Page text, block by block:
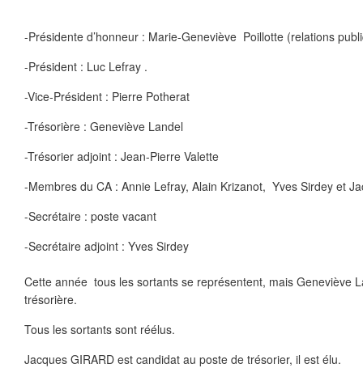
-Présidente d’honneur : Marie-Geneviève Poillotte (relations
-Président : Luc Lefray .
-Vice-Président : Pierre Potherat
-Trésorière : Geneviève Landel
-Trésorier adjoint : Jean-Pierre Valette
-Membres du CA : Annie Lefray, Alain Krizanot, Yves Sirdey et
-Secrétaire : poste vacant
-Secrétaire adjoint : Yves Sirdey
Cette année tous les sortants se représentent, mais Geneviève
trésorière.
Tous les sortants sont réélus.
Jacques GIRARD est candidat au poste de trésorier, il est élu.